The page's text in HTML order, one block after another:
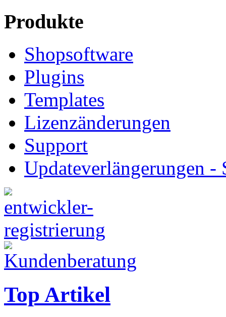
Produkte
Shopsoftware
Plugins
Templates
Lizenzänderungen
Support
Updateverlängerungen -
Top Artikel